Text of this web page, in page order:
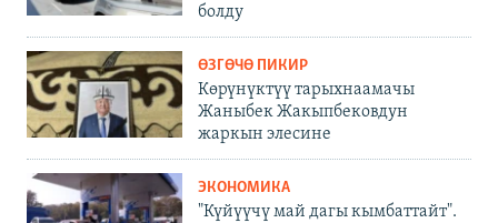
болду
ӨЗГӨЧӨ ПИКИР
Көрүнүктүү тарыхнаамачы
Жаныбек Жакыпбековдун
жаркын элесине
ЭКОНОМИКА
"Күйүүчү май дагы кымбаттайт".